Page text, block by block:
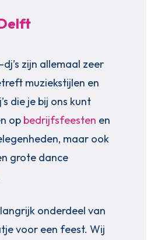
zijn allemaal zeer
muziekstijlen en
die je bij ons kunt
op bedrijfsfeesten en
maar ook
grote dance
onderdeel van
voor een feest. Wij